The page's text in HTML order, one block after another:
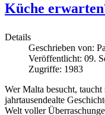
Küche
Details
Geschrieben von:
Veröffentlicht: 09.
Zugriffe: 1983
Wer Malta besucht,
jahrtausendealte
Welt voller